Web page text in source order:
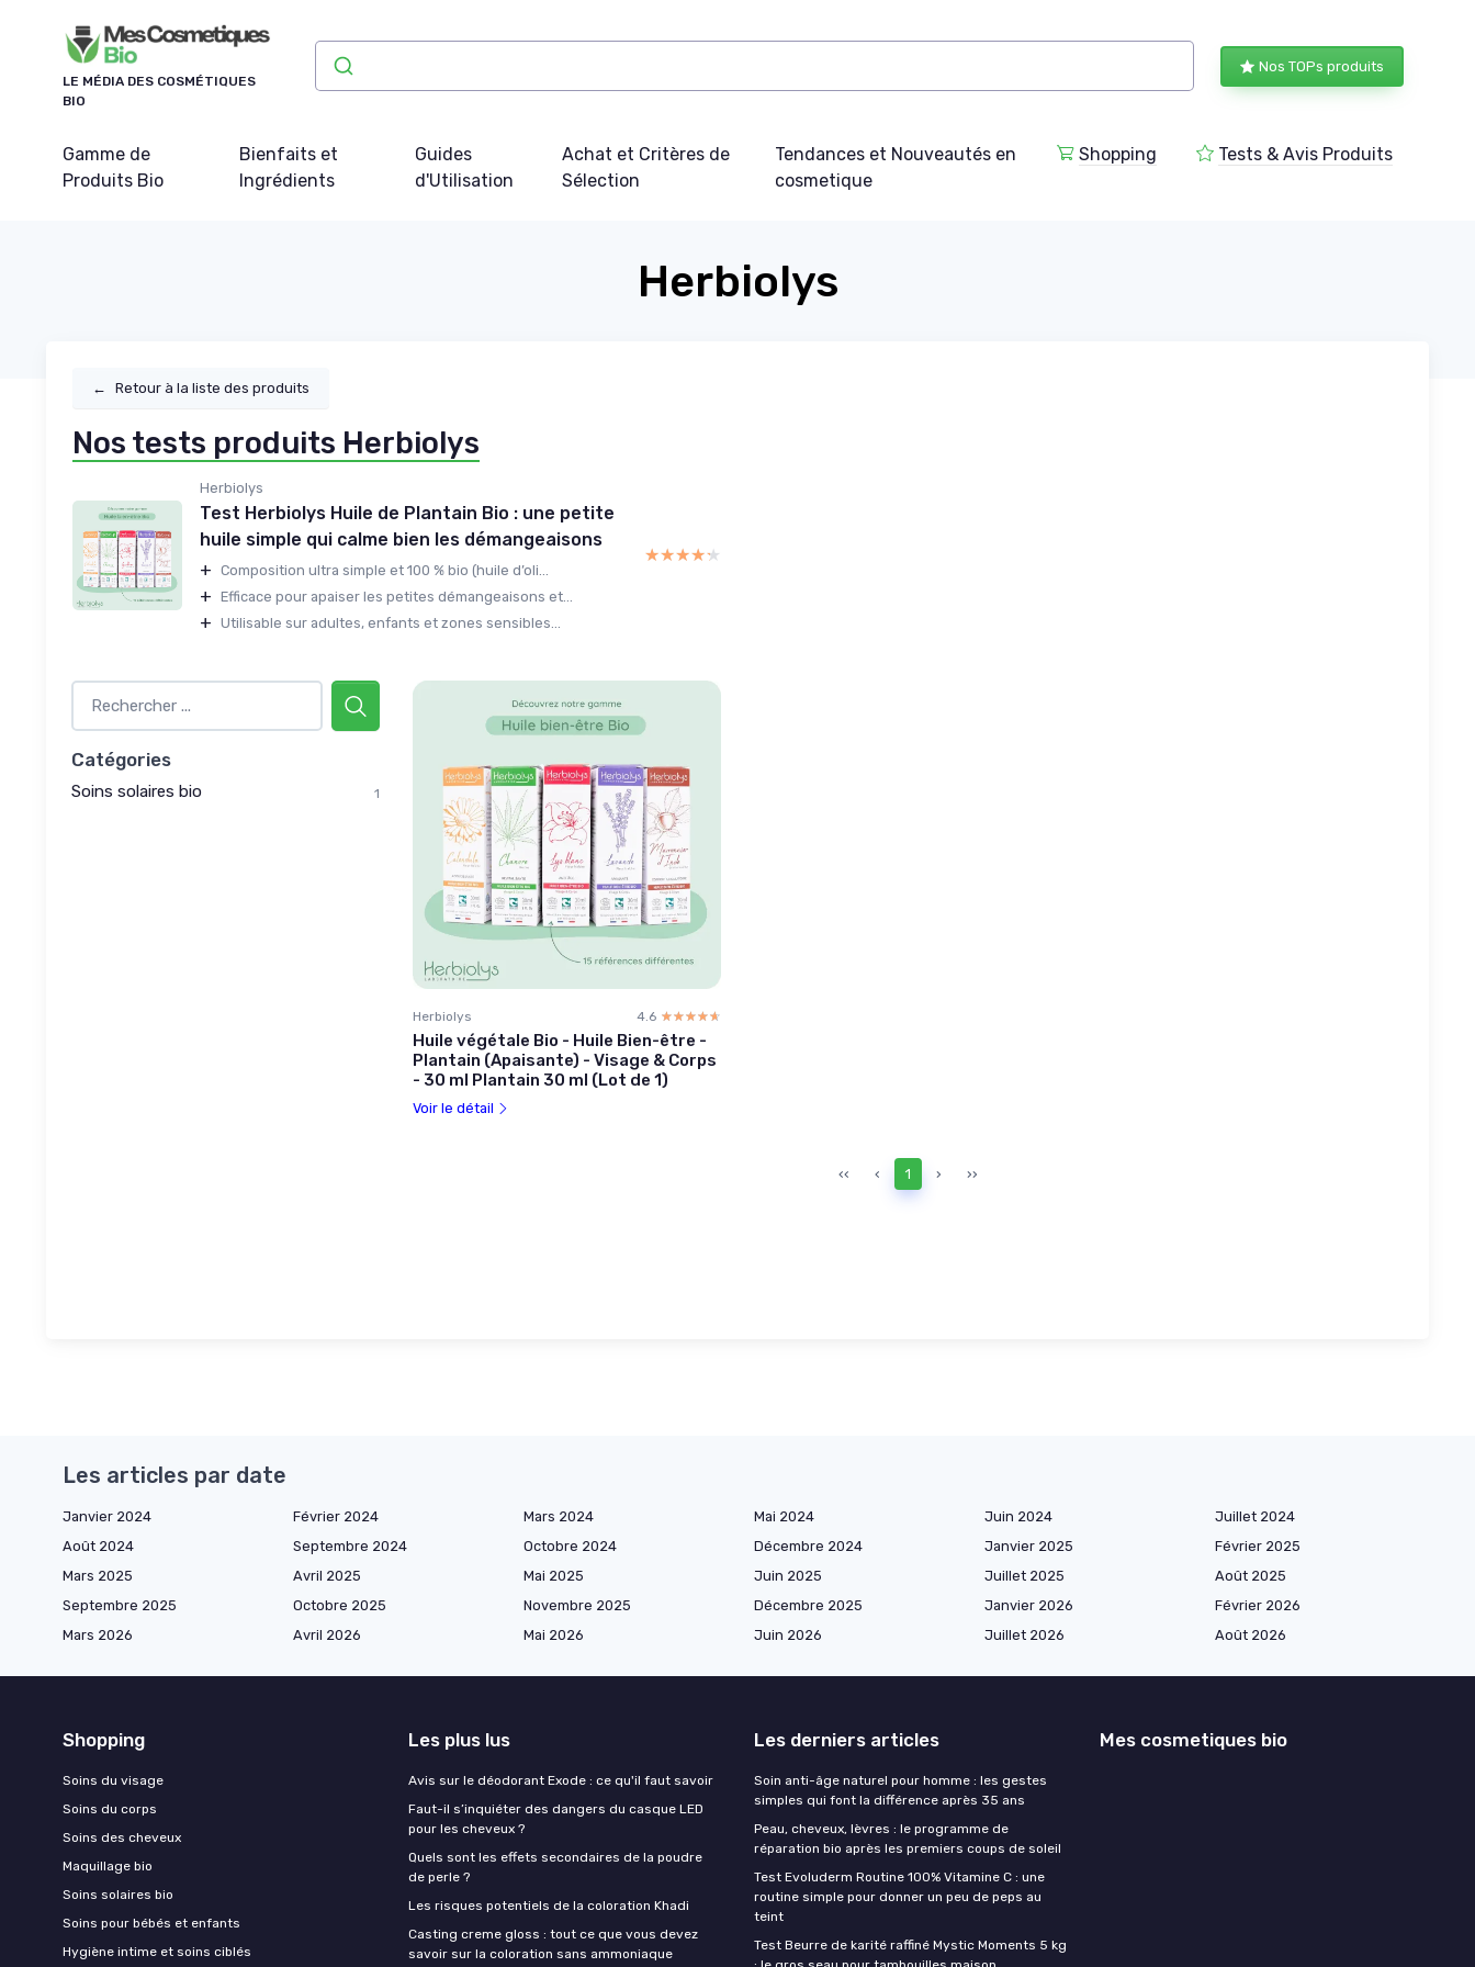
LE MÉDIA DES COSMÉTIQUES
BIO
Nos TOPs produits
Gamme de
Produits Bio
Bienfaits et
Ingrédients
Guides
d'Utilisation
Achat et Critères de
Sélection
Tendances et Nouveautés en
cosmetique
Shopping Tests & Avis Produits
Herbiolys
← Retour à la liste des produits
Nos tests produits Herbiolys
Herbiolys
Test Herbiolys Huile de Plantain Bio : une petite
huile simple qui calme bien les démangeaisons
+ Composition ultra simple et 100 % bio (huile d’oli...
+ Efficace pour apaiser les petites démangeaisons et...
+ Utilisable sur adultes, enfants et zones sensibles...
★★★★★
★★★★★
Catégories
Soins solaires bio 1
Herbiolys 4.6 ☆☆☆☆☆
★★★★★
Huile végétale Bio - Huile Bien-être -
Plantain (Apaisante) - Visage & Corps
- 30 ml Plantain 30 ml (Lot de 1)
Voir le détail
‹‹ ‹ 1 › ››
Les articles par date
Janvier 2024 Février 2024 Mars 2024 Mai 2024 Juin 2024
Juillet 2024
Août 2024
Septembre 2024 Octobre 2024 Décembre 2024 Janvier 2025
Février 2025
Mars 2025
Avril 2025 Mai 2025 Juin 2025 Juillet 2025
Août 2025
Septembre 2025
Octobre 2025 Novembre 2025 Décembre 2025 Janvier 2026
Février 2026
Mars 2026
Avril 2026 Mai 2026 Juin 2026 Juillet 2026 Août 2026
Shopping
Soins du visage
Soins du corps
Soins des cheveux
Maquillage bio
Soins solaires bio
Soins pour bébés et enfants
Hygiène intime et soins ciblés
Les plus lus
Avis sur le déodorant Exode : ce qu'il faut savoir
Faut-il s’inquiéter des dangers du casque LED
pour les cheveux ?
Quels sont les effets secondaires de la poudre
de perle ?
Les risques potentiels de la coloration Khadi
Casting creme gloss : tout ce que vous devez
savoir sur la coloration sans ammoniaque
Les derniers articles
Soin anti-âge naturel pour homme : les gestes
simples qui font la différence après 35 ans
Peau, cheveux, lèvres : le programme de
réparation bio après les premiers coups de soleil
Test Evoluderm Routine 100% Vitamine C : une
routine simple pour donner un peu de peps au
teint
Test Beurre de karité raffiné Mystic Moments 5 kg
Mes cosmetiques bio